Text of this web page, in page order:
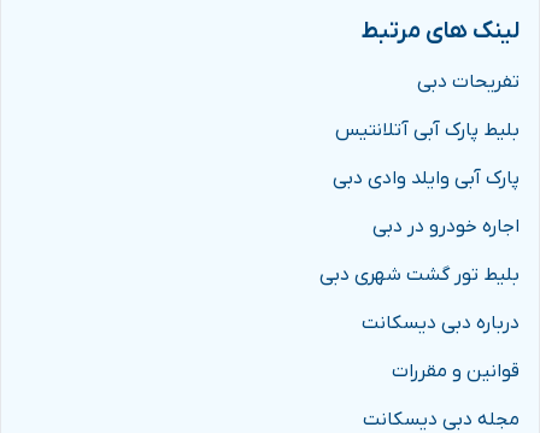
لینک های مرتبط
تفریحات دبی
بلیط پارک آبی آتلانتیس
پارک آبی وایلد وادی دبی
اجاره خودرو در دبی
بلیط تور گشت شهری دبی
درباره دبی دیسکانت
قوانین و مقررات
مجله دبی دیسکانت